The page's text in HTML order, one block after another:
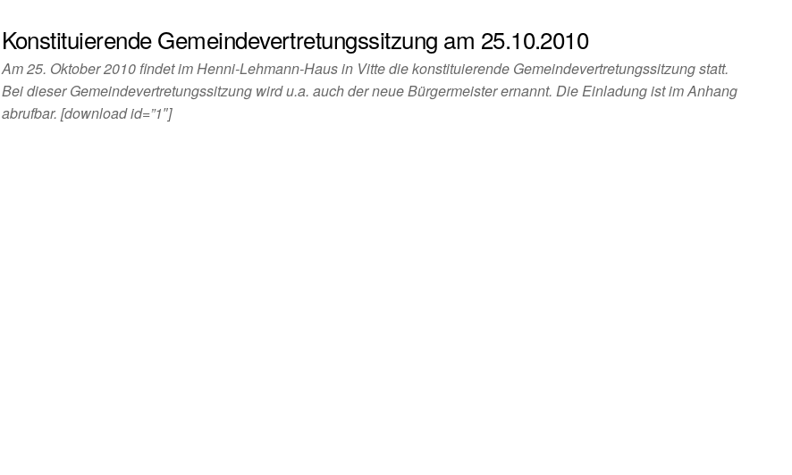
Konstituierende Gemeindevertretungssitzung am 25.10.2010
Am 25. Oktober 2010 findet im Henni-Lehmann-Haus in Vitte die konstituierende Gemeindevertretungssitzung statt.
Bei dieser Gemeindevertretungssitzung wird u.a. auch der neue Bürgermeister ernannt. Die Einladung ist im Anhang
abrufbar. [download id=”1″]